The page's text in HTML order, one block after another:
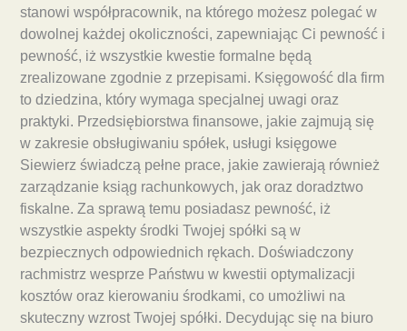
stanowi współpracownik, na którego możesz polegać w
dowolnej każdej okoliczności, zapewniając Ci pewność i
pewność, iż wszystkie kwestie formalne będą
zrealizowane zgodnie z przepisami. Księgowość dla firm
to dziedzina, który wymaga specjalnej uwagi oraz
praktyki. Przedsiębiorstwa finansowe, jakie zajmują się
w zakresie obsługiwaniu spółek, usługi księgowe
Siewierz świadczą pełne prace, jakie zawierają również
zarządzanie ksiąg rachunkowych, jak oraz doradztwo
fiskalne. Za sprawą temu posiadasz pewność, iż
wszystkie aspekty środki Twojej spółki są w
bezpiecznych odpowiednich rękach. Doświadczony
rachmistrz wesprze Państwu w kwestii optymalizacji
kosztów oraz kierowaniu środkami, co umożliwi na
skuteczny wzrost Twojej spółki. Decydując się na biuro